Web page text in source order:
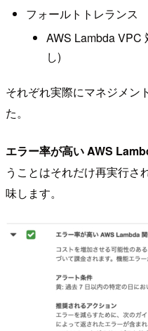
フォールトトレランス
AWS Lambda VPC
し)
それぞれ実際にマネジメン
た。
エラー率が高い AWS
うことはそれだけ再実行さ
味します。